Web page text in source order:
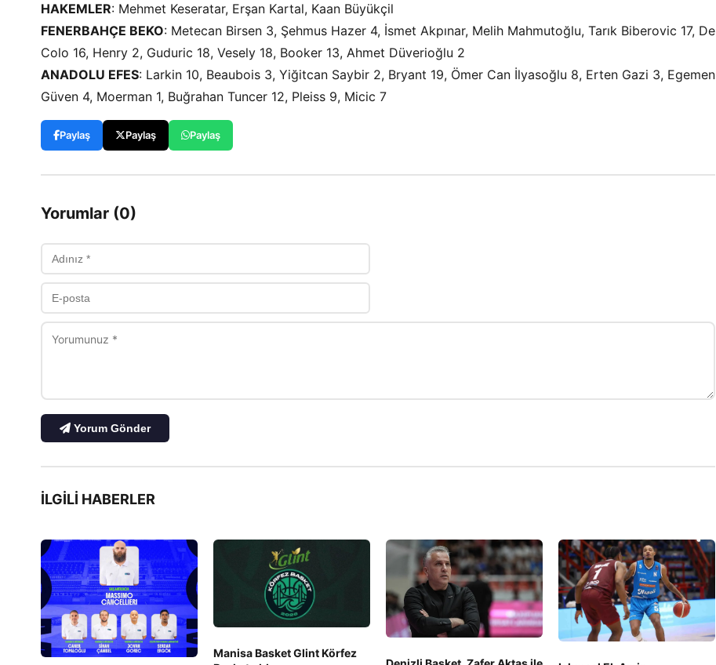
HAKEMLER: Mehmet Keseratar, Erşan Kartal, Kaan Büyükçil
FENERBAHÇE BEKO: Metecan Birsen 3, Şehmus Hazer 4, İsmet Akpınar, Melih Mahmutoğlu, Tarık Biberovic 17, De
Colo 16, Henry 2, Guduric 18, Vesely 18, Booker 13, Ahmet Düverioğlu 2
ANADOLU EFES: Larkin 10, Beaubois 3, Yiğitcan Saybir 2, Bryant 19, Ömer Can İlyasoğlu 8, Erten Gazi 3, Egemen
Güven 4, Moerman 1, Buğrahan Tuncer 12, Pleiss 9, Micic 7
Paylaş Paylaş Paylaş
Yorumlar (0)
Yorum Gönder
İLGILI HABERLER
Manisa Basket Glint Körfez